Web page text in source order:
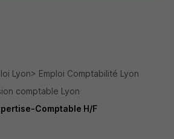
Lyon
Emploi Comptabilité Lyon
comptable Lyon
Comptable H/F